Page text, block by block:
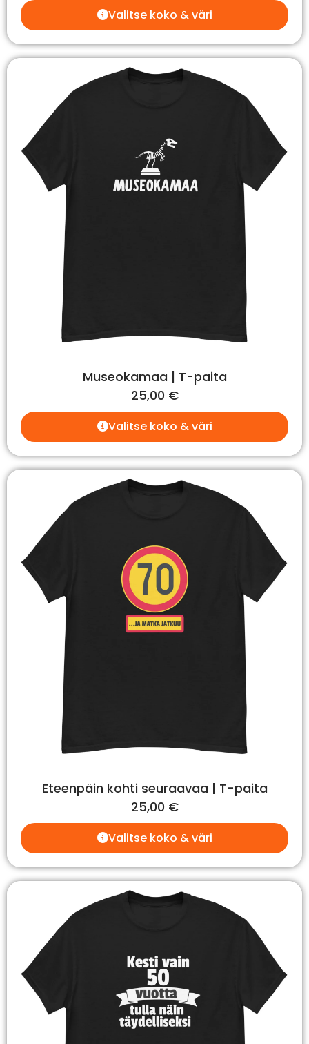
Valitse koko & väri
Museokamaa | T-paita
25,00 €
Valitse koko & väri
Eteenpäin kohti seuraavaa | T-paita
25,00 €
Valitse koko & väri